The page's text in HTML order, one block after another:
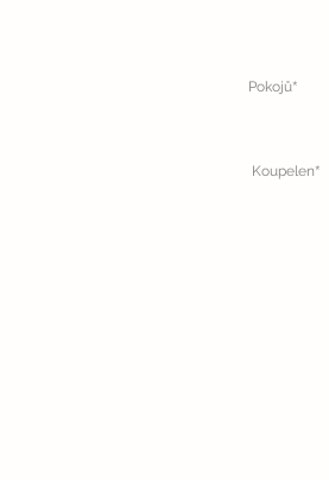
Pokojů*
Koupelen*